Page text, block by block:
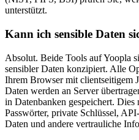
unterstützt.
Kann ich sensible Daten
Absolut. Beide Tools auf Yoopla
sensibler Daten konzipiert. Alle
Ihrem Browser mit clientseitigem
Daten werden an Server
in Datenbanken gespeichert.
Passwörter, private Schlüssel,
Daten und andere vertrauliche